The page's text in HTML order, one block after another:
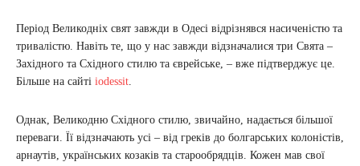
Період Великодніх свят завжди в Одесі відрізнявся насиченістю та
тривалістю. Навіть те, що у нас завжди відзначалися три Свята –
Західного та Східного стилю та єврейське, – вже підтверджує це.
Більше на сайті iodessit.
Однак, Великодню Східного стилю, звичайно, надається більшої
переваги. Її відзначають усі – від греків до болгарських колоністів,
арнаутів, українських козаків та старообрядців. Кожен мав свої